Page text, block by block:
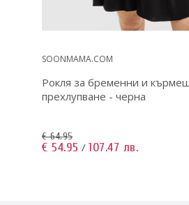
SOONMAMA.COM
Рокля за бременни и
прехлупване - черна
€ 64.95
€ 54.95 / 107.47 лв.